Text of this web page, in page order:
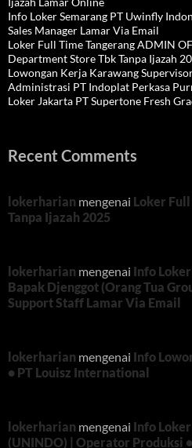
Info Loker Semarang PT Uwinfly
Sales Manager Lamar Via Email
Loker Full Time Tangerang ADMIN
Department Store Tbk Tanpa Ijazah
Lowongan Kerja Karawang
Administrasi PT Indoplat Perkasa
Loker Jakarta PT Supertone Fresh
Recent Comments
lokerharian mengenai Loker
Tanpa Ijazah 2025
lokerharian mengenai Info
Bapak Djenggot (Orang Tua
Support Staff Lamar Via Email
lokerharian mengenai Info
• PT Louisz International
lokerharian mengenai Info
(UNINDO) | Operator Produksi